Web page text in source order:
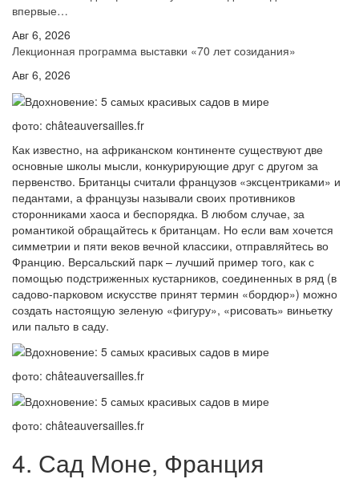
впервые…
Авг 6, 2026
Лекционная программа выставки «70 лет созидания»
Авг 6, 2026
фото: châteauversailles.fr
Как известно, на африканском континенте существуют две
основные школы мысли, конкурирующие друг с другом за
первенство. Британцы считали французов «эксцентриками» и
педантами, а французы называли своих противников
сторонниками хаоса и беспорядка. В любом случае, за
романтикой обращайтесь к британцам. Но если вам хочется
симметрии и пяти веков вечной классики, отправляйтесь во
Францию. Версальский парк – лучший пример того, как с
помощью подстриженных кустарников, соединенных в ряд (в
садово-парковом искусстве принят термин «бордюр») можно
создать настоящую зеленую «фигуру», «рисовать» виньетку
или пальто в саду.
фото: châteauversailles.fr
фото: châteauversailles.fr
4. Сад Моне, Франция